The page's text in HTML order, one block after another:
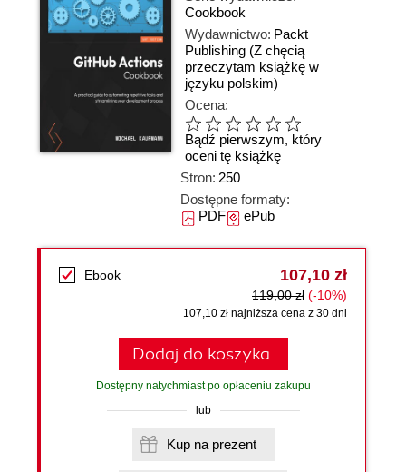
Cookbook
Wydawnictwo: Packt
Publishing (Z chęcią
przeczytam książkę w
języku polskim)
Ocena:
Bądź pierwszym, który
oceni tę książkę
Stron: 250
Dostępne formaty:
PDFePub
Ebook 107,10 zł
119,00 zł (-10%)
107,10 zł najniższa cena z 30 dni
Dodaj do koszyka
Dostępny natychmiast po opłaceniu zakupu
lub
Kup na prezent